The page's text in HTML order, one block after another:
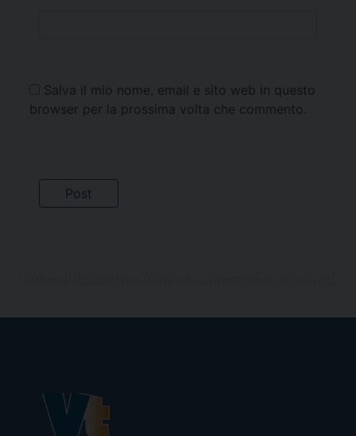
Salva il mio nome, email e sito web in questo
browser per la prossima volta che commento.